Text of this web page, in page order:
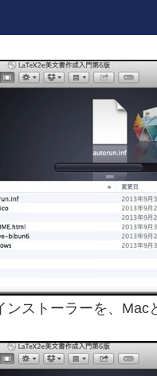
ストーラーを、Mac